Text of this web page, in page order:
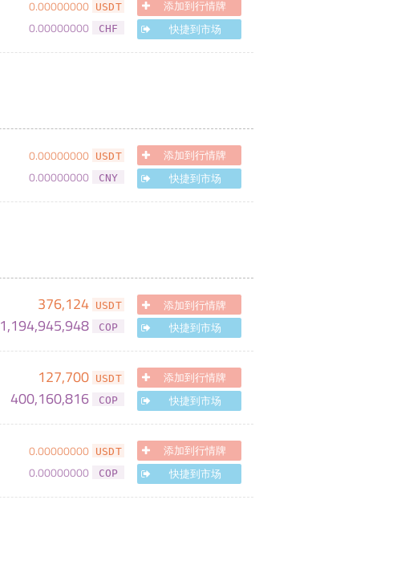
0.00000000 USDT
0.00000000 CHF
添加到行情牌
快捷到市场
0.00000000 USDT
0.00000000 CNY
添加到行情牌
快捷到市场
376,124 USDT
1,194,945,948 COP
添加到行情牌
快捷到市场
127,700 USDT
400,160,816 COP
添加到行情牌
快捷到市场
0.00000000 USDT
0.00000000 COP
添加到行情牌
快捷到市场